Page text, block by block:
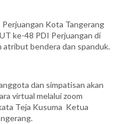
Kota Tangerang
ke-48 PDI Perjuangan di
atribut bendera dan spanduk.
dan simpatisan akan
virtual melalui zoom
Teja Kusuma Ketua